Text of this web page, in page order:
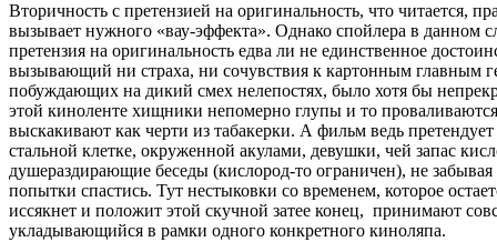
Вторичность с претензией на оригинальность, что читается,
вызывает нужного «вау-эффекта». Однако спойлера в данном
претензия на оригинальность едва ли не единственное
вызывающий ни страха, ни сочувствия к картонным главным
побуждающих на дикий смех нелепостях, было хотя бы
этой киноленте хищники непомерно глупы и то
выскакивают как черти из табакерки. А фильм ведь
стальной клетке, окруженной акулами, девушки, чей запас
душераздирающие беседы (кислород-то ограничен), не забывая
попытки спастись. Тут нестыковки со временем, которое
иссякнет и положит этой скучной затее конец, принимают
укладывающийся в рамки одного конкретного киноляпа.